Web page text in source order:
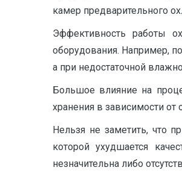
камер предварительного
Эффективность работы
оборудования. Например,
а при недостаточной
Большое влияние на
хранения в зависимости
Нельзя не заметить, что
которой ухудшается
незначительна либо